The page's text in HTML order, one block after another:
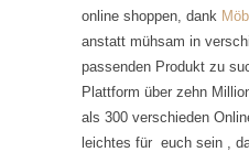
online shoppen, dank
anstatt mühsam in
passenden Produkt zu
Plattform über zehn
als 300 verschieden
leichtes für euch sein ,